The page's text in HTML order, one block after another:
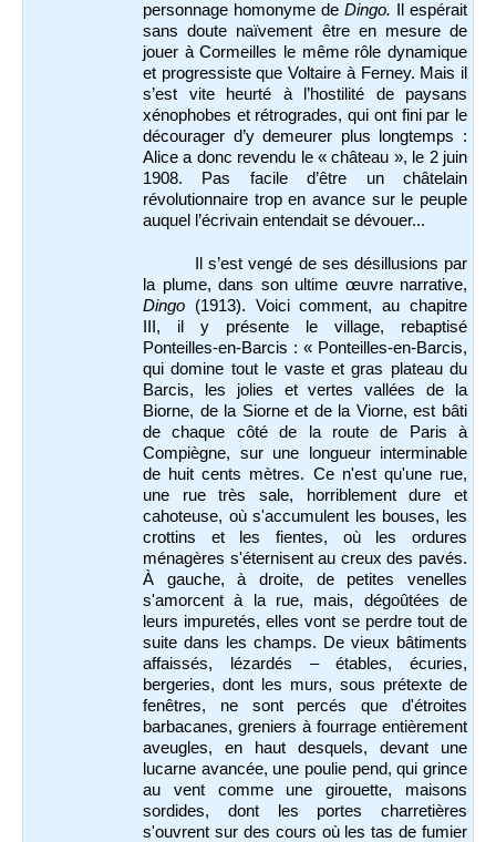
personnage homonyme de Dingo. Il espérait
sans doute naïvement être en mesure de
jouer à Cormeilles le même rôle dynamique
et progressiste que Voltaire à Ferney. Mais il
s’est vite heurté à l’hostilité de paysans
xénophobes et rétrogrades, qui ont fini par le
décourager d’y demeurer plus longtemps :
Alice a donc revendu le « château », le 2 juin
1908. Pas facile d’être un châtelain
révolutionnaire trop en avance sur le peuple
auquel l’écrivain entendait se dévouer...
Il s’est vengé de ses désillusions par
la plume, dans son ultime œuvre narrative,
Dingo (1913). Voici comment, au chapitre
III, il y présente le village, rebaptisé
Ponteilles-en-Barcis : « Ponteilles-en-Barcis,
qui domine tout le vaste et gras plateau du
Barcis, les jolies et vertes vallées de la
Biorne, de la Siorne et de la Viorne, est bâti
de chaque côté de la route de Paris à
Compiègne, sur une longueur interminable
de huit cents mètres. Ce n'est qu'une rue,
une rue très sale, horriblement dure et
cahoteuse, où s'accumulent les bouses, les
crottins et les fientes, où les ordures
ménagères s'éternisent au creux des pavés.
À gauche, à droite, de petites venelles
s'amorcent à la rue, mais, dégoûtées de
leurs impuretés, elles vont se perdre tout de
suite dans les champs. De vieux bâtiments
affaissés, lézardés – étables, écuries,
bergeries, dont les murs, sous prétexte de
fenêtres, ne sont percés que d'étroites
barbacanes, greniers à fourrage entièrement
aveugles, en haut desquels, devant une
lucarne avancée, une poulie pend, qui grince
au vent comme une girouette, maisons
sordides, dont les portes charretières
s'ouvrent sur des cours où les tas de fumier